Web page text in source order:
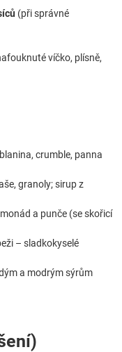
(při správné
víčko, plísně,
crumble, panna
granoly; sirup z
a punče (se skořicí
– sladkokyselé
a modrým sýrům